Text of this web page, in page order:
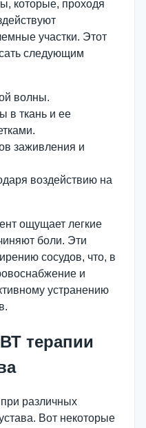
которые, проходя
участки. Этот
следующим
волны.
в ткань и ее
заживления и
воздействию на
ощущает легкие
боли. Эти
сосудов, что, в
и
устранению
терапии
различных
Вот некоторые